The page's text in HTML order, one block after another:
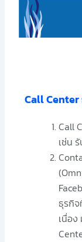
Call
Call
เช่น
ธุรกิ
เนื่อ